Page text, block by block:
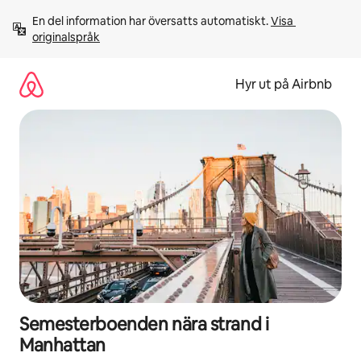
innehåll
En del information har översatts automatiskt. Visa
originalspråk
Hyr ut på Airbnb
Semesterboenden nära strand i
Manhattan